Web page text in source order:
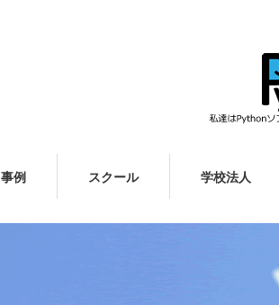
事例 スクール 学校法人